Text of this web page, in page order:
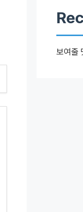
보여줄